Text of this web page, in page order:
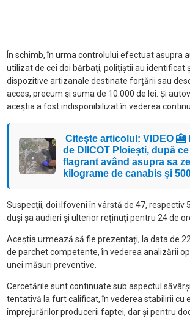
În schimb, în urma controlului efectuat asupra
utilizat de cei doi bărbați, polițiștii au identificat
dispozitive artizanale destinate forțării sau
acces, precum și suma de 10.000 de lei. Și
aceștia a fost indisponibilizat în vederea
Citește articolul: VIDEO 🎦
de DIICOT Ploiești, după
flagrant având asupra sa
kilograme de canabis și
Suspecții, doi ilfoveni în vârstă de 47, respectiv
duși șa audieri și ulterior reținuți pentru 24 de
Aceștia urmează să fie prezentați, la data de
de parchet competente, în vederea analizării
unei măsuri preventive.
Cercetările sunt continuate sub aspectul
tentativă la furt calificat, în vederea stabilirii cu
împrejurărilor producerii faptei, dar și pentru